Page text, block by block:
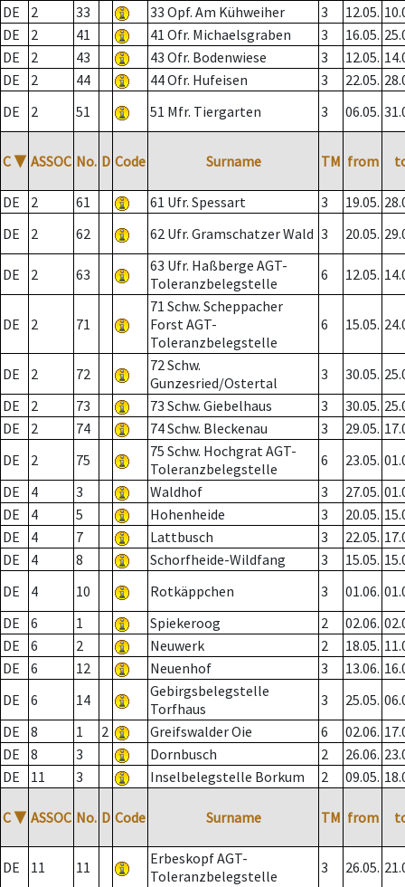
DE
2 33 33 Opf. Am Kühweiher 3 12.05.
DE
2 41 41 Ofr. Michaelsgraben 3 16.05.
DE
2 43 43 Ofr. Bodenwiese 3 12.05.
DE
2 44 44 Ofr. Hufeisen 3 22.05.
DE
2 51 51 Mfr. Tiergarten 3 06.05.
C ▼ ASSOC No. D Code Surname TM from
DE 2 61 61 Ufr. Spessart 3 19.05.
DE
2 62 62 Ufr. Gramschatzer Wald 3 20.05.
DE 2 63
63 Ufr. Haßberge AGT-
Toleranzbelegstelle
6 12.05.
DE 2 71
71 Schw. Scheppacher
Forst AGT-
Toleranzbelegstelle
6 15.05.
DE 2 72
72 Schw.
Gunzesried/Ostertal
3 30.05.
DE
2 73 73 Schw. Giebelhaus 3 30.05.
DE
2 74 74 Schw. Bleckenau 3 29.05.
DE
2 75
75 Schw. Hochgrat AGT-
Toleranzbelegstelle
6 23.05.
DE
4 3 Waldhof 3 27.05.
DE
4 5 Hohenheide 3 20.05.
DE
4 7 Lattbusch 3 22.05.
DE
4 8 Schorfheide-Wildfang 3 15.05.
DE
4 10 Rotkäppchen 3 01.06.
DE
6 1 Spiekeroog 2 02.06.
DE
6 2 Neuwerk 2 18.05.
DE
6 12 Neuenhof 3 13.06.
DE
6 14
Gebirgsbelegstelle
Torfhaus
3 25.05.
DE
8 1 2 Greifswalder Oie 6 02.06.
DE
8 3 Dornbusch 2 26.06.
DE
11 3 Inselbelegstelle Borkum 2 09.05.
C ▼ ASSOC No. D Code Surname TM from
DE 11 11
Erbeskopf AGT-
Toleranzbelegstelle
3 26.05.